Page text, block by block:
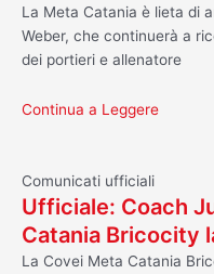
La Meta Catania è lieta di
Weber, che continuerà a
dei portieri e allenatore
Continua a Leggere
Comunicati ufficiali
Ufficiale: Coach
Catania Bricocity
La Covei Meta Catania